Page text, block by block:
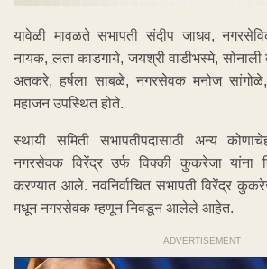
यावेळी मावळते सभापती संदीप जाधव,
नायक, लता काडगाये, जयश्री वाडीभस्मे,
अतकरे, हर्षला साबळे, नगरसेवक मनोज
महाजन उपस्थित होते.
स्थायी समिती सभापतीपदासाठी अन्य
नगरसेवक विरेंद्र उर्फ विक्की कुकरेजा यांना
करण्यात आले. नवनिर्वाचित सभापती विरेंद्र
मधून नगरसेवक म्हणून निवडून आलेले आहेत.
ADVERTISEMENT